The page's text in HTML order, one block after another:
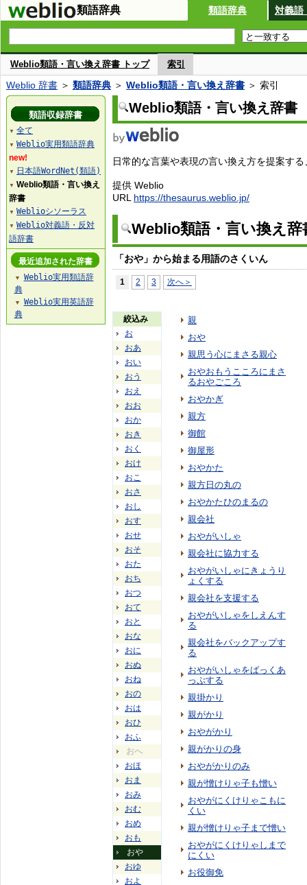
類語辞典 類語辞典 対義語
Weblio類語・言い換え辞書 トップ 索引
Weblio 辞書 ＞ 類語辞典 ＞ Weblio類語・言い換え辞書 ＞ 索引
Weblio類語・言い換え辞書
日常的な言葉や表現の言い換え方を提案す
提供 Weblio
URL https://thesaurus.weblio.jp/
Weblio類語・言い換え
「おや」から始まる用語のさくいん
1 2 3 次へ＞
絞込み
お
おあ
おい
おう
おえ
おお
おか
おき
おく
おけ
おこ
おさ
おし
おす
おせ
おそ
おた
おち
おつ
おて
おと
おな
おに
おぬ
おね
おの
おは
おひ
おふ
おへ
おほ
おま
おみ
おむ
おめ
おも
おや
おゆ
およ
親
おや
親思う心にまさる親心
おやおもうこころにまさ
るおやごころ
おやかぎ
親方
御館
御屋形
おやかた
親方日の丸の
おやかたひのまるの
親会社
おやがいしゃ
親会社に協力する
おやがいしゃにきょうり
ょくする
親会社を支援する
おやがいしゃをしえんす
る
親会社をバックアップす
る
おやがいしゃをばっくあ
っぷする
親掛かり
親がかり
おやがかり
親がかりの身
おやがかりのみ
親が憎けりゃ子も憎い
おやがにくけりゃこもに
くい
親が憎けりゃ子まで憎い
おやがにくけりゃしまで
にくい
お役御免
類語収録辞書
▼ 全て
▼ Weblio実用類語辞典
new!
▼ 日本語WordNet(類語)
▼ Weblio類語・言い換え
辞書
▼ Weblioシソーラス
▼ Weblio対義語・反対
語辞書
最近追加された辞書
▼
Weblio実用類語辞
典
▼
Weblio実用英語辞
典